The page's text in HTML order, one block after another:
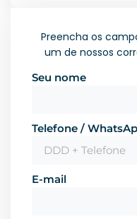
Preencha os
um de nossos
Seu nome
Telefone /
E-mail